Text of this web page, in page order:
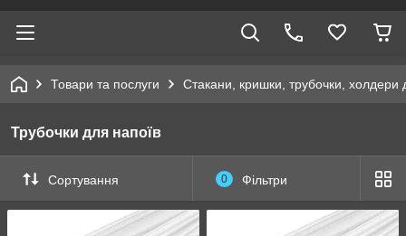
Товари та послуги Стакани, кришки, трубочки, холдери
Трубочки для напоїв
Сортування 0 Фільтри